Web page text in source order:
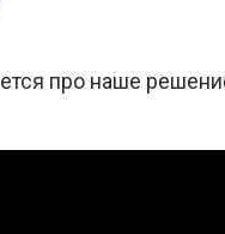
про наше